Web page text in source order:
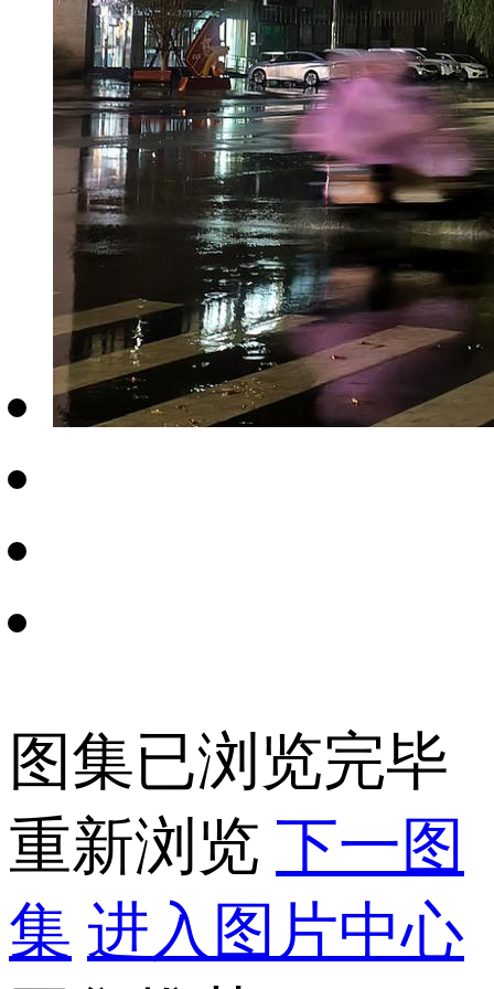
图集已浏览完毕
重新浏览 下一图
集 进入图片中心